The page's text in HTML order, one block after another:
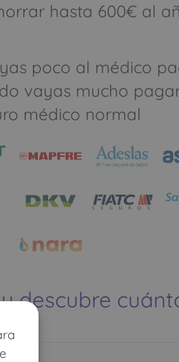
hasta 600€ al
poco al médico
vayas mucho
médico normal
descubre